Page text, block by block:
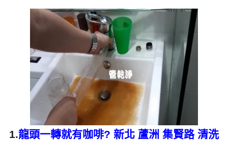
1.龍頭一轉就有咖啡? 新北 蘆洲 集賢路 清洗